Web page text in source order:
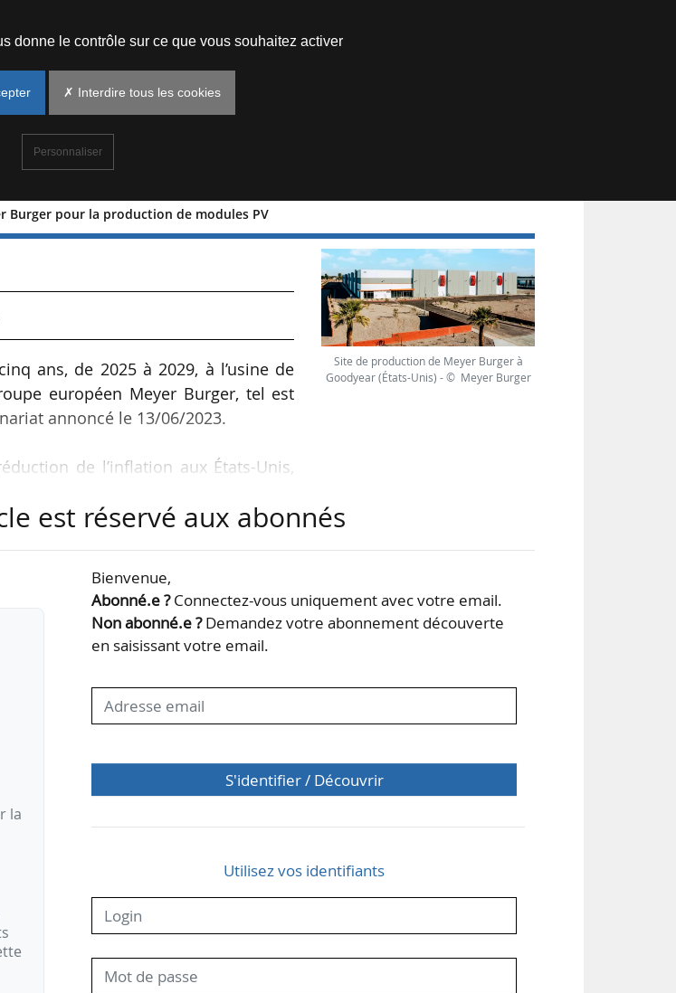
Burger pour la production de modules PV
r.e. et Meyer Burger
ans, de 2025 à 2029, à l’usine de
européen Meyer Burger, tel est
annoncé le 13/06/2023.
de l’inflation aux États-Unis,
», déclarent les deux acteurs.
l’expansion de l’industrie…
Site de production de Meyer Burger à
Goodyear (États-Unis) - © Meyer Burger
est réservé aux abonnés
la
Bienvenue,
Abonné.e ?Connectez-vous uniquement avec votre email.
Non abonné.e ?Demandez votre abonnement découverte
en saisissant votre email.
S'identifier / Découvrir
Utilisez vos identifiants
donne le contrôle sur ce que vous souhaitez activer
✗ Interdire tous les cookies
Personnaliser